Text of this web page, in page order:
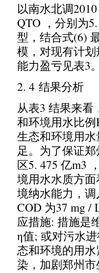
以南水北调2010
QTO ， 分别为
型 ， 结合式(6)
模 ， 对现有计
能力盈亏见表3。
2. 4 结果分析
从表3 结果来看
和环境用水比例
生态和环境用
足。为了保证
区5. 475 亿m3 ，
境用水水质方面
境纳水能力 ， 调
COD 为37 mg /
应措施: 措施是
η值; 或对污水
态和环境的用
染 ， 加剧郑州市